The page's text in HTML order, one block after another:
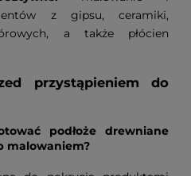
z gipsu, ceramiki,
a także płócien
przystąpieniem do
podłoże drewniane
malowaniem?